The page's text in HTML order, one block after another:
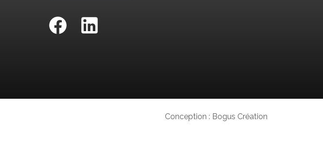
Conception : Bogus Création